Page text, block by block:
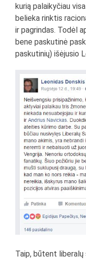
kurią palaikyčiau
belieka rinktis
ir pagrindas. Todėl
bene paskutinė
paskutinių) išėjusio
Taip, būtent liberalų